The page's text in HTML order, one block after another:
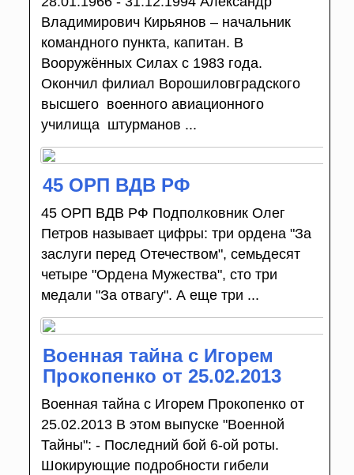
Владимирович Кирьянов – начальник
командного пункта, капитан. В
Вооружённых Силах с 1983 года.
Окончил филиал Ворошиловградского
высшего военного авиационного
училища штурманов ...
45 ОРП ВДВ РФ
45 ОРП ВДВ РФ Подполковник Олег
Петров называет цифры: три ордена "За
заслуги перед Отечеством", семьдесят
четыре "Ордена Мужества", сто три
медали "За отвагу". А еще три ...
Военная тайна с Игорем
Прокопенко от 25.02.2013
Военная тайна с Игорем Прокопенко от
25.02.2013 В этом выпуске "Военной
Тайны": - Последний бой 6-ой роты.
Шокирующие подробности гибели